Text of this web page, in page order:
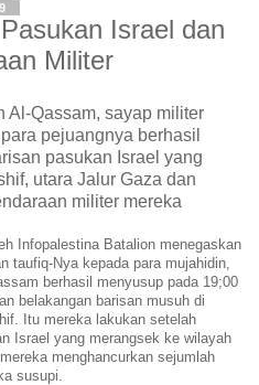
Israel dan
Militer
Al-Qassam, sayap militer
pejuangnya berhasil
pasukan Israel yang
utara Jalur Gaza dan
militer mereka
Infopalestina Batalion menegaskan
taufiq-Nya kepada para mujahidin,
berhasil menyusup pada 19;00
belakangan barisan musuh di
Itu mereka lakukan setelah
Israel yang merangsek ke wilayah
menghancurkan sejumlah
susupi.